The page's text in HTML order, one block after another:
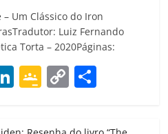
Um Clássico do Iron
Luiz Fernando
Torta – 2020Páginas:
Li G C